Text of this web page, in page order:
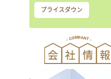
プライスダウン